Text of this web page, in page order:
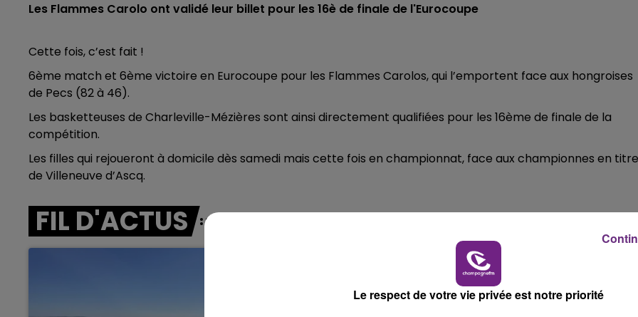
10h00 - 14h00
LE TICKET DE CAISSE
Les Flammes Carolo ont validé leur billet pour les 16è de finale de l'Eurocoupe
Cette fois, c’est fait !
6ème match et 6ème victoire en Eurocoupe pour les Flammes Carolos, qui l’emportent face aux hongroises
de Pecs (82 à 46).
Les basketteuses de Charleville-Mézières sont ainsi directement qualifiées pour les 16ème de finale de la
compétition.
Les filles qui rejoueront à domicile dès samedi mais cette fois en championnat, face aux championnes en titre
de Villeneuve d’Ascq.
FIL D'ACTUS
Le respect de votre vie privée est notre priorité